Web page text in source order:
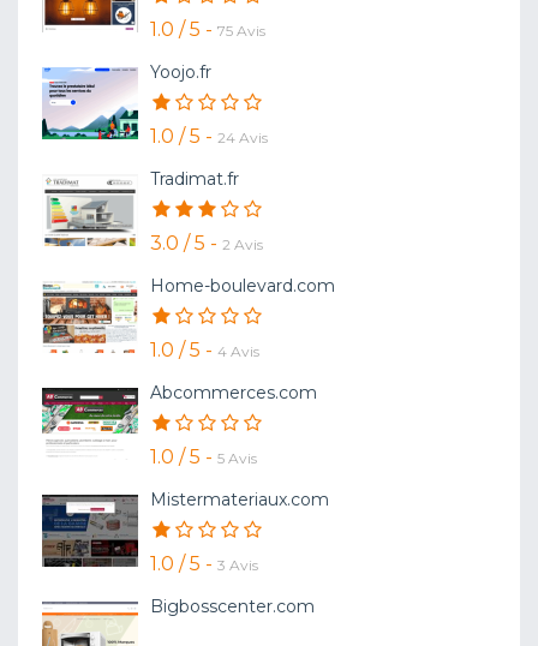
1.0 / 5 - 75 Avis
Yoojo.fr
1.0 / 5 - 24 Avis
Tradimat.fr
3.0 / 5 - 2 Avis
Home-boulevard.com
1.0 / 5 - 4 Avis
Abcommerces.com
1.0 / 5 - 5 Avis
Mistermateriaux.com
1.0 / 5 - 3 Avis
Bigbosscenter.com